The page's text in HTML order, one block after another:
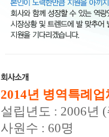
2014년 병역특례
설립년도 : 2006년
사원수 : 60명